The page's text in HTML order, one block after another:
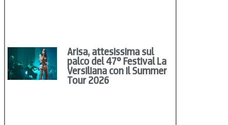
Arisa, attesissima sul
palco del 47° Festival La
Versiliana con il Summer
Tour 2026